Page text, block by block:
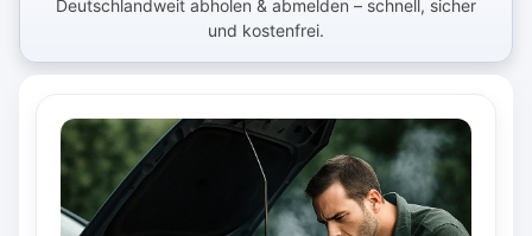
Deutschlandweit abholen & abmelden – schnell, sicher
und kostenfrei.